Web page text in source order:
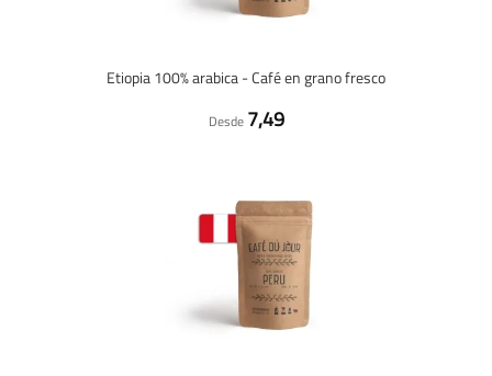
Etiopia 100% arabica - Café en grano fresco
Desde 7,49